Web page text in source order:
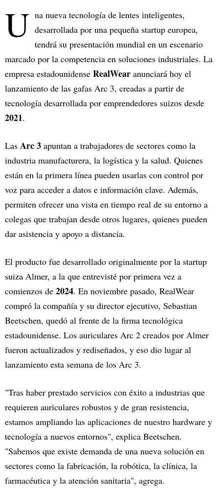
U na nueva tecnología de lentes inteligentes,
desarrollada por una pequeña startup europea,
tendrá su presentación mundial en un escenario
marcado por la competencia en soluciones industriales. La
empresa estadounidense RealWear anunciará hoy el
lanzamiento de las gafas Arc 3, creadas a partir de
tecnología desarrollada por emprendedores suizos desde
2021.
Las Arc 3 apuntan a trabajadores de sectores como la
industria manufacturera, la logística y la salud. Quienes
están en la primera línea pueden usarlas con control por
voz para acceder a datos e información clave. Además,
permiten ofrecer una vista en tiempo real de su entorno a
colegas que trabajan desde otros lugares, quienes pueden
dar asistencia y apoyo a distancia.
El producto fue desarrollado originalmente por la startup
suiza Almer, a la que entrevisté por primera vez a
comienzos de 2024. En noviembre pasado, RealWear
compró la compañía y su director ejecutivo, Sebastian
Beetschen, quedó al frente de la firma tecnológica
estadounidense. Los auriculares Arc 2 creados por Almer
fueron actualizados y rediseñados, y eso dio lugar al
lanzamiento esta semana de los Arc 3.
"Tras haber prestado servicios con éxito a industrias que
requieren auriculares robustos y de gran resistencia,
estamos ampliando las aplicaciones de nuestro hardware y
tecnología a nuevos entornos", explica Beetschen.
"Sabemos que existe demanda de una nueva solución en
sectores como la fabricación, la robótica, la clínica, la
farmacéutica y la atención sanitaria", agrega.